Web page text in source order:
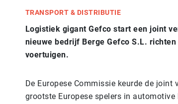
TRANSPORT & DISTRIBUTIE
Logistiek gigant Gefco start een joint
nieuwe bedrijf Berge Gefco S.L.
voertuigen.
De Europese Commissie keurde de joint
grootste Europese spelers in